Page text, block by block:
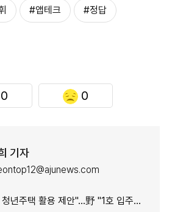
#앱테크 #정답
0 0
기자
년주택 활용 제안"…野 "1호 입주하라"